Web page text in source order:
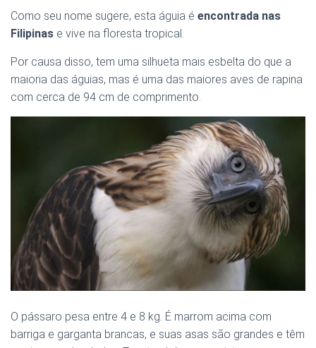
Como seu nome sugere, esta águia é encontrada nas
Filipinas e vive na floresta tropical.
Por causa disso, tem uma silhueta mais esbelta do que a
maioria das águias, mas é uma das maiores aves de rapina
com cerca de 94 cm de comprimento.
O pássaro pesa entre 4 e 8 kg. É marrom acima com
barriga e garganta brancas, e suas asas são grandes e têm